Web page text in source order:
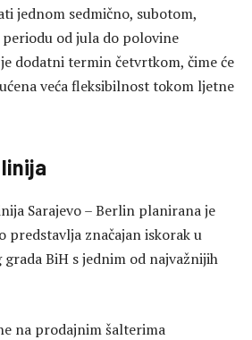
jednom sedmično, subotom,
periodu od jula do polovine
dodatni termin četvrtkom, čime će
veća fleksibilnost tokom ljetne
Sarajevo – Berlin planirana je
predstavlja značajan iskorak u
BiH s jednim od najvažnijih
na prodajnim šalterima